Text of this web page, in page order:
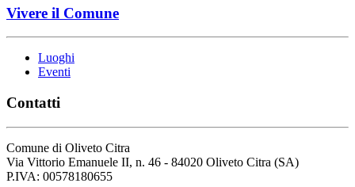
Vivere il Comune
Luoghi
Eventi
Contatti
Comune di Oliveto Citra
Via Vittorio Emanuele II, n. 46 - 84020 Oliveto Citra (SA)
P.IVA: 00578180655